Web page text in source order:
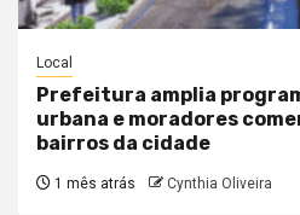
Local
Prefeitura amplia
urbana e moradores
bairros da cidade
1 mês atrás Cynthia Oliveira